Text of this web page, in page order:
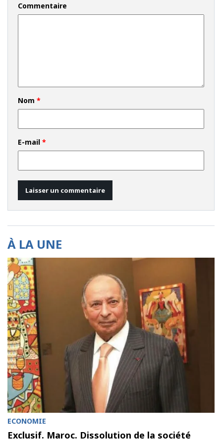
Commentaire
Nom *
E-mail *
À LA UNE
ECONOMIE
Exclusif. Maroc. Dissolution de la société